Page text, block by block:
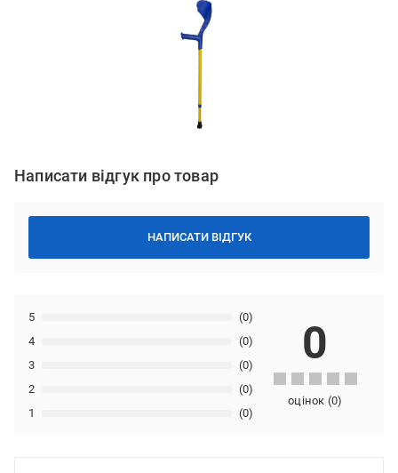
Написати відгук про товар
НАПИСАТИ ВІДГУК
1 (0)
2 (0)
3 (0)
4 (0)
5 (0)
0
оцінок (0)